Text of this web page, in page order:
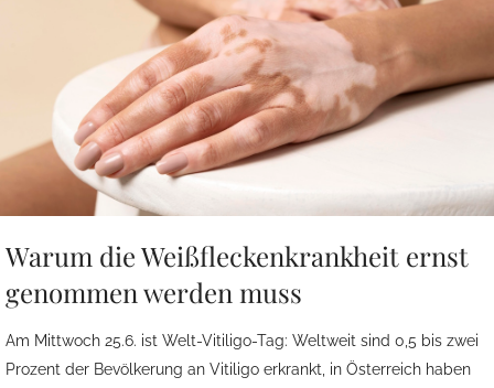
Warum die Weißfleckenkrankheit ernst
genommen werden muss
Am Mittwoch 25.6. ist Welt-Vitiligo-Tag: Weltweit sind 0,5 bis zwei
Prozent der Bevölkerung an Vitiligo erkrankt, in Österreich haben